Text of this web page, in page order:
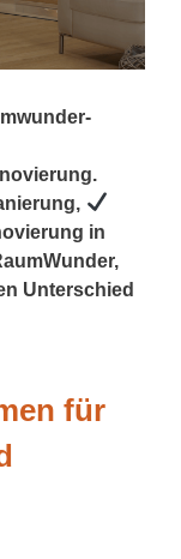
in
Unterschied
für